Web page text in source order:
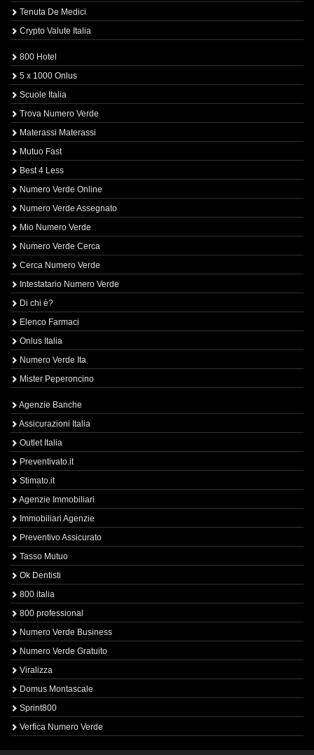
Tenuta De Medici
Crypto Valute Italia
800 Hotel
5 x 1000 Onlus
Scuole Italia
Trova Numero Verde
Materassi Materassi
Mutuo Fast
Best 4 Less
Numero Verde Online
Numero Verde Assegnato
Mio Numero Verde
Numero Verde Cerca
Cerca Numero Verde
Intestatario Numero Verde
Di chi è?
Elenco Farmaci
Onlus Italia
Numero Verde Ita
Mister Peperoncino
Agenzie Banche
Assicurazioni Italia
Outlet Italia
Preventivato.it
Stimato.it
Agenzie Immobiliari
Immobiliari Agenzie
Preventivo Assicurato
Tasso Mutuo
Ok Dentisti
800 italia
800 professional
Numero Verde Business
Numero Verde Gratuito
Viralizza
Domus Montascale
Sprint800
Verfica Numero Verde